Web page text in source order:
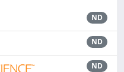
ND
ND
ND